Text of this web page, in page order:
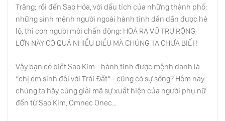
Bí Mật Mà Tesla Chưa Kịp Nói - Phần 1
Lời Trăn Trối Kỳ Lạ Của Nữ Ceo: “Chúng Ta
Đang Sống Trong Một Ma Trận”
Trăng; rồi đến Sao Hỏa, với dấu tích của những thành phố;
những sinh mệnh người ngoài hành tinh dần dần được hé
lộ, thì con người mới chấn động: HOÁ RA VŨ TRỤ RỘNG
LỚN NÀY CÓ QUÁ NHIỀU ĐIỀU MÀ CHÚNG TA CHƯA BIẾT!
Vậy bạn có biết Sao Kim - hành tinh được mệnh danh là
“chị em sinh đôi với Trái Đất” - cũng có sự sống? Hôm nay
chúng ta hãy cùng giải mã sự xuất hiện của người phụ nữ
đến từ Sao Kim, Omnec Onec...